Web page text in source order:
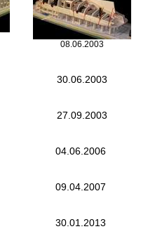
08.06.2003
30.06.2003
27.09.2003
04.06.2006
09.04.2007
30.01.2013